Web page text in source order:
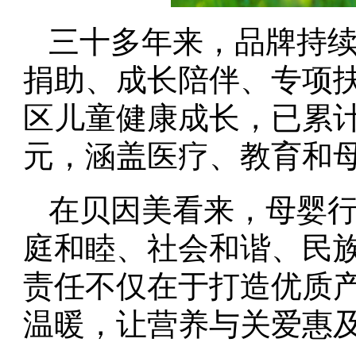
三十多年来，品牌持
捐助、成长陪伴、专项
区儿童健康成长，已累
元，涵盖医疗、教育和
在贝因美看来，母婴
庭和睦、社会和谐、民
责任不仅在于打造优质
温暖，让营养与关爱惠